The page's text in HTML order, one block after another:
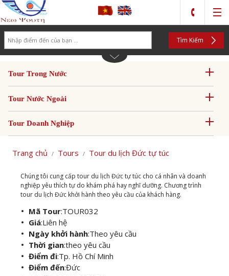
Tìm Kiếm
Tour Trong Nước
Tour Nước Ngoài
Tour Doanh Nghiệp
Trang chủ Tours Tour du lịch Đức tự túc
Chúng tôi cung cấp tour du lịch Đức tự túc cho cá nhân và doanh
nghiệp yêu thích tự do khám phá hay nghĩ dưỡng. Chương trình
tour du lịch Đức khởi hành theo yêu cầu của khách hàng.
Mã Tour:TOUR032
Giá:Liên hệ
Ngày khởi hành:Theo yêu cầu
Thời gian:theo yêu cầu
Điểm đi:Tp. Hồ Chí Minh
Điểm đến:Đức